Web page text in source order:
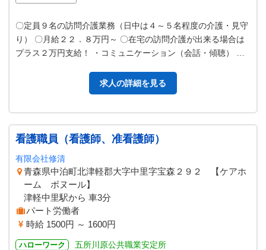
〇定員９名の訪問介護業務（日中は４～５名程度の介護・見守
り） 〇月給２２．８万円～ 〇在宅の訪問介護が出来る場合は
プラス２万円支給！ ・コミュニケーション（会話・傾聴） ・
求人の詳細を見る
看護職員（看護師、准看護師）
有限会社修清
青森県中泊町北津軽郡大字中里字宝森２９２ 【ケアホ
ーム ボヌール】
津軽中里駅から 車3分
パート労働者
時給 1500円 ～ 1600円
ハローワーク 五所川原公共職業安定所